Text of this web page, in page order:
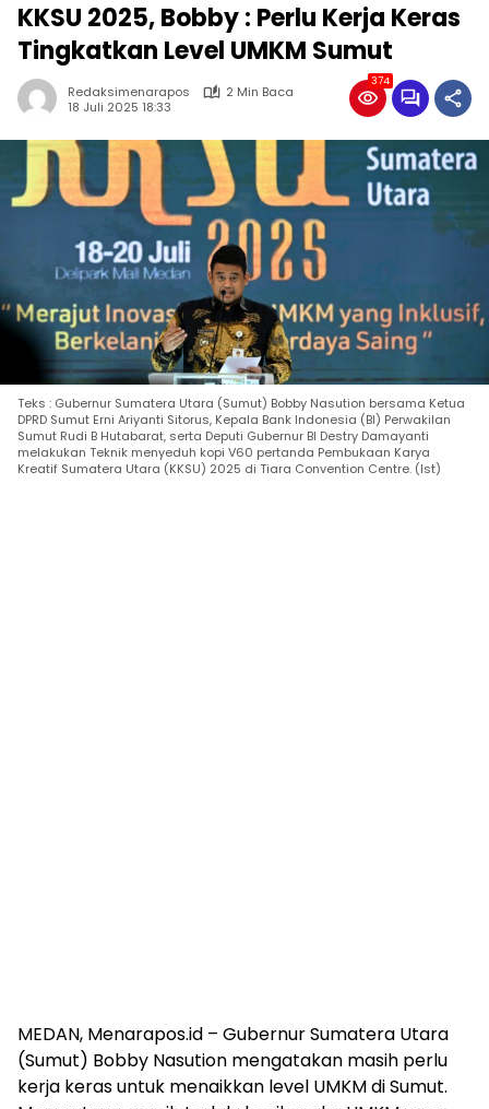
KKSU 2025, Bobby : Perlu Kerja Keras
Tingkatkan Level UMKM Sumut
Redaksimenarapos
2 Min Baca
18 Juli 2025 18:33
374
Teks : Gubernur Sumatera Utara (Sumut) Bobby Nasution bersama Ketua
DPRD Sumut Erni Ariyanti Sitorus, Kepala Bank Indonesia (BI) Perwakilan
Sumut Rudi B Hutabarat, serta Deputi Gubernur BI Destry Damayanti
melakukan Teknik menyeduh kopi V60 pertanda Pembukaan Karya
Kreatif Sumatera Utara (KKSU) 2025 di Tiara Convention Centre. (Ist)
MEDAN, Menarapos.id – Gubernur Sumatera Utara
(Sumut) Bobby Nasution mengatakan masih perlu
kerja keras untuk menaikkan level UMKM di Sumut.